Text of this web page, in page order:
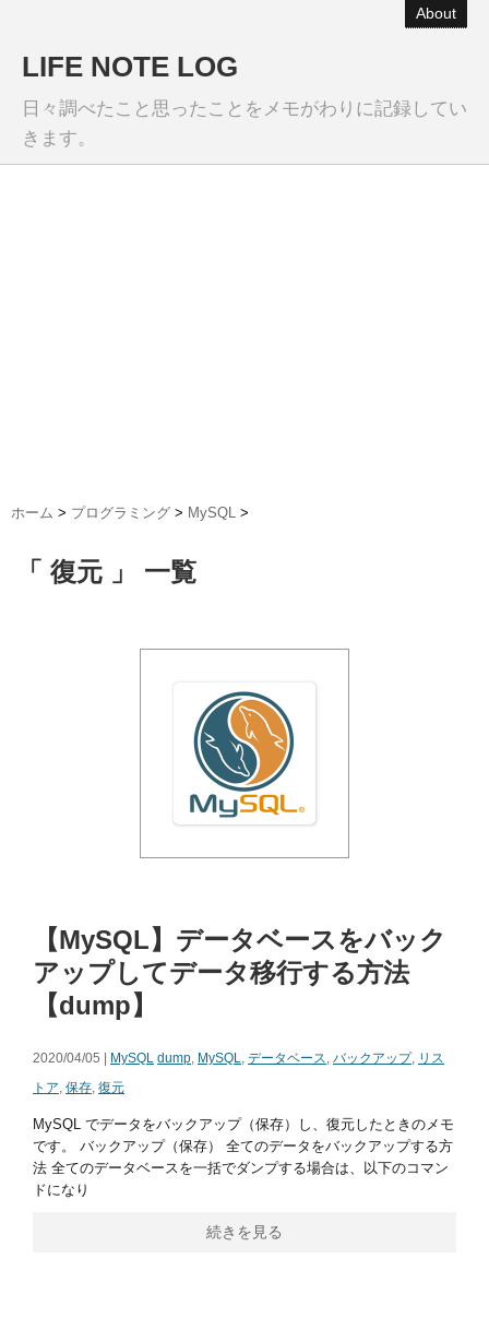
About
LIFE NOTE LOG
日々調べたこと思ったことをメモがわりに記録してい
きます。
ホーム > プログラミング > MySQL >
「 復元 」 一覧
【MySQL】データベースをバック
アップしてデータ移行する方法
【dump】
2020/04/05 | MySQL dump, MySQL, データベース, バックアップ, リス
トア, 保存, 復元
MySQL でデータをバックアップ（保存）し、復元したときのメモ
です。 バックアップ（保存） 全てのデータをバックアップする方
法 全てのデータベースを一括でダンプする場合は、以下のコマン
ドになり
続きを見る